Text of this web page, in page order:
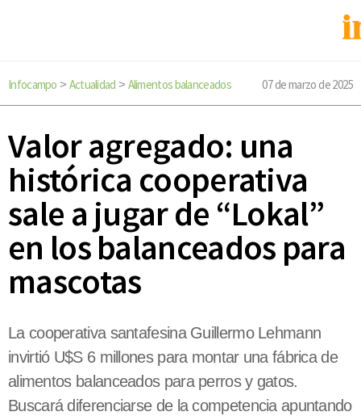
Infocampo > Actualidad > Alimentos balanceados 07 de marzo de 2025
Valor agregado: una
histórica cooperativa
sale a jugar de “Lokal”
en los balanceados para
mascotas
La cooperativa santafesina Guillermo Lehmann
invirtió U$S 6 millones para montar una fábrica de
alimentos balanceados para perros y gatos.
Buscará diferenciarse de la competencia apuntando